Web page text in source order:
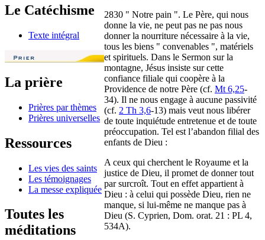
Le Catéchisme
Texte intégral
La prière
Prières par thèmes
Prières universelles
Ressources
Les vies des saints
Les témoignages
La messe expliquée
Toutes les
méditations
2830 " Notre pain ". Le Père, qui nous
donne la vie, ne peut pas ne pas nous
donner la nourriture nécessaire à la vie,
tous les biens " convenables ", matériels
et spirituels. Dans le Sermon sur la
montagne, Jésus insiste sur cette
confiance filiale qui coopère à la
Providence de notre Père (cf. Mt 6,25-
34). Il ne nous engage à aucune passivité
(cf. 2 Th 3,6-13) mais veut nous libérer
de toute inquiétude entretenue et de toute
préoccupation. Tel est l’abandon filial des
enfants de Dieu :
A ceux qui cherchent le Royaume et la
justice de Dieu, il promet de donner tout
par surcroît. Tout en effet appartient à
Dieu : à celui qui possède Dieu, rien ne
manque, si lui-même ne manque pas à
Dieu (S. Cyprien, Dom. orat. 21 : PL 4,
534A).